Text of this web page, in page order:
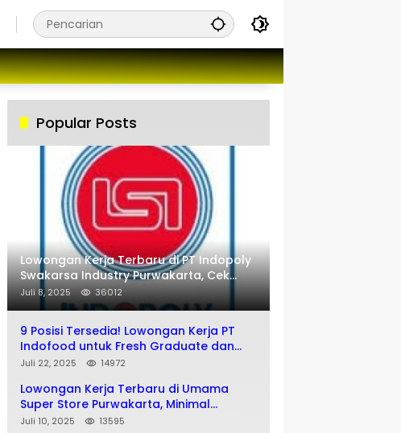
Popular Posts
Lowongan Kerja Terbaru di PT Indopoly
Swakarsa Industry Purwakarta, Cek
Selengkapnya disini
Juli 8, 2025 36012
9 Posisi Tersedia! Lowongan Kerja PT
Indofood untuk Fresh Graduate dan
Tamatan SMA SMK
Juli 22, 2025 14972
Lowongan Kerja Terbaru di Umama
Super Store Purwakarta, Minimal
Lulusan SMA SMK
Juli 10, 2025 13595